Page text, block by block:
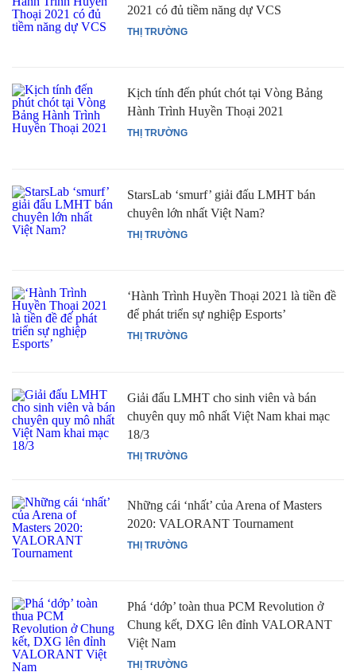
THỊ TRƯỜNG
2021 có đủ tiềm năng dự VCS
THỊ TRƯỜNG
Kịch tính đến phút chót tại Vòng Bảng
Hành Trình Huyền Thoại 2021
THỊ TRƯỜNG
StarsLab ‘smurf’ giải đấu LMHT bán
chuyên lớn nhất Việt Nam?
THỊ TRƯỜNG
‘Hành Trình Huyền Thoại 2021 là tiền đề
để phát triển sự nghiệp Esports’
THỊ TRƯỜNG
Giải đấu LMHT cho sinh viên và bán
chuyên quy mô nhất Việt Nam khai mạc
18/3
THỊ TRƯỜNG
Những cái ‘nhất’ của Arena of Masters
2020: VALORANT Tournament
THỊ TRƯỜNG
Phá ‘dớp’ toàn thua PCM Revolution ở
Chung kết, DXG lên đỉnh VALORANT
Việt Nam